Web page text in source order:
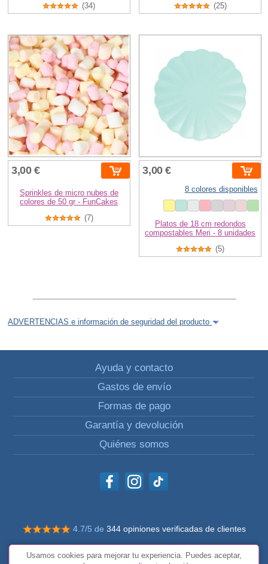
(34)
(25)
3,00 €
Sprinkles de micro nubes de
colores de 50 gr - FunCakes
(7)
3,00 €
8 colores disponibles
Platos de 18 cm redondos
compostables Meri - 8 unidades
(5)
ADVERTENCIAS e información de seguridad del producto
Ayuda y contacto
Gastos de envío
Formas de pago
Garantía y devolución
Quiénes somos
4.7/5 de 344 opiniones verificadas de clientes
© Todos los derechos reservados Impulsivos
Usamos cookies para mejorar tu experiencia. Puedes aceptar,